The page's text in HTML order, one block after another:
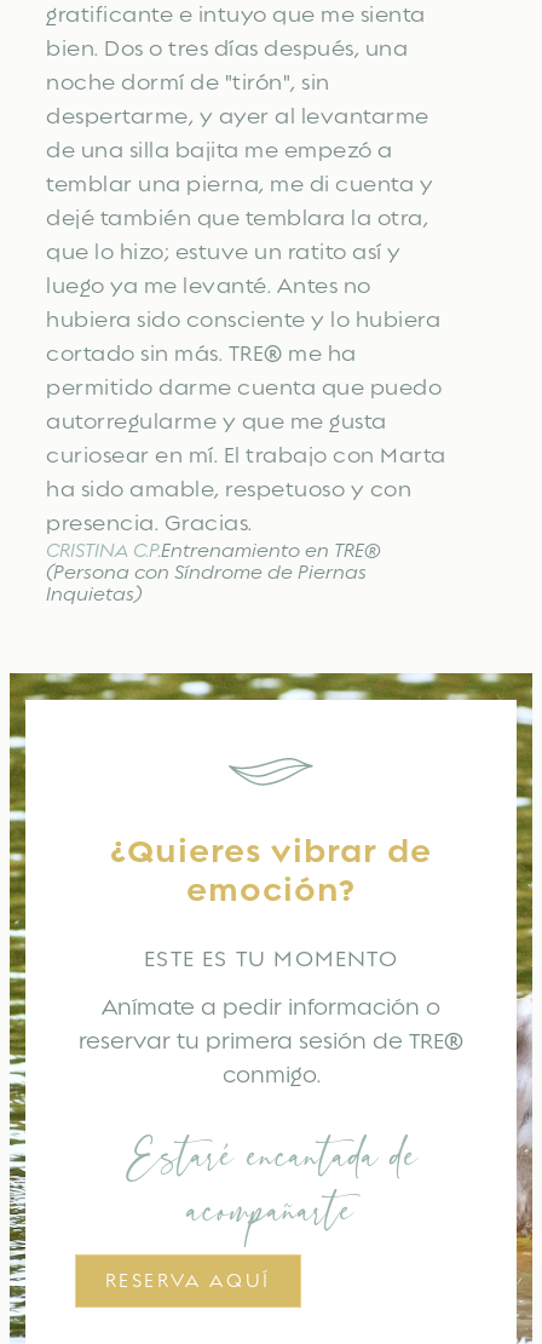
gratificante e intuyo que me sienta
bien. Dos o tres días después, una
noche dormí de "tirón", sin
despertarme, y ayer al levantarme
de una silla bajita me empezó a
temblar una pierna, me di cuenta y
dejé también que temblara la otra,
que lo hizo; estuve un ratito así y
luego ya me levanté. Antes no
hubiera sido consciente y lo hubiera
cortado sin más. TRE® me ha
permitido darme cuenta que puedo
autorregularme y que me gusta
curiosear en mí. El trabajo con Marta
ha sido amable, respetuoso y con
presencia. Gracias.
CRISTINA C.P.Entrenamiento en TRE®
(Persona con Síndrome de Piernas
Inquietas)
¿Quieres vibrar de
emoción?
ESTE ES TU MOMENTO
Anímate a pedir información o
reservar tu primera sesión de TRE®
conmigo.
Estaré encantada de
acompañarte
RESERVA AQUÍ